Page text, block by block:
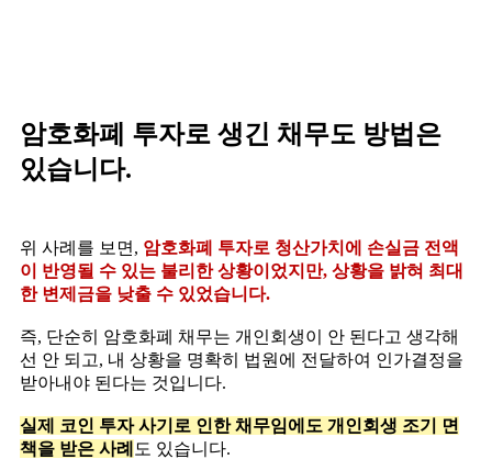
암호화폐 투자로 생긴 채무도 방법은
있습니다.
위 사례를 보면, 암호화폐 투자로 청산가치에 손실금 전액
이 반영될 수 있는 불리한 상황이었지만, 상황을 밝혀 최대
한 변제금을 낮출 수 있었습니다.
즉, 단순히 암호화폐 채무는 개인회생이 안 된다고 생각해
선 안 되고, 내 상황을 명확히 법원에 전달하여 인가결정을
받아내야 된다는 것입니다.
실제 코인 투자 사기로 인한 채무임에도 개인회생 조기 면
책을 받은 사례 도 있습니다.